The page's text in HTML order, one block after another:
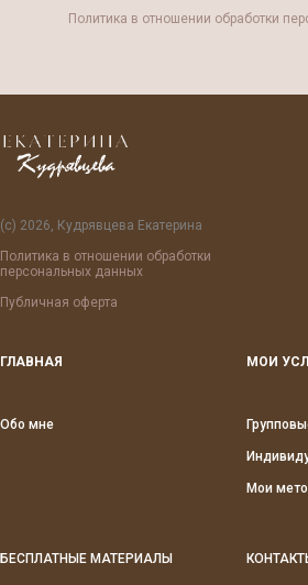
Политика в отношении обработки
(с) 2026, Кудрявцева Екатерина
Политика в отношении обработки
персональных данных
Публичная оферта
ГЛАВНАЯ
Обо мне
МОИ
Мои
БЕСПЛАТНЫЕ МАТЕРИАЛЫ